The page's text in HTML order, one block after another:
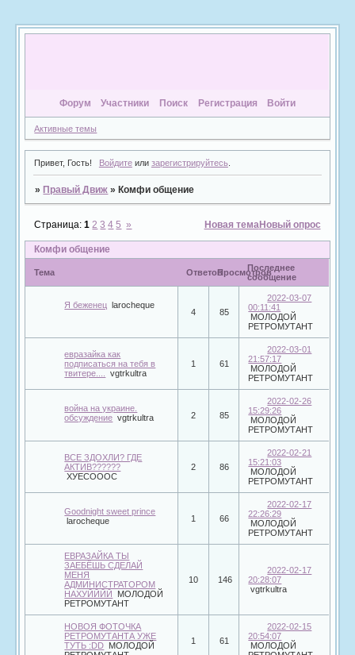
Форум Участники Поиск Регистрация Войти
Активные темы
Привет, Гость! Войдитеили зарегистрируйтесь.
» Правый Движ » Комфи общение
Комфи общение
Страница:1 2 3 4 5 » Новая темаНовый опрос
Тема ОтветовПросмотровПоследнее
сообщение
Я беженец larocheque
4 85
2022-03-07
00:11:41
МОЛОДОЙ
РЕТРОМУТАНТ
евразайка как
подписаться на тебя в
твитере....
vgtrkultra
1 61
2022-03-01
21:57:17
МОЛОДОЙ
РЕТРОМУТАНТ
война на украине.
обсуждение vgtrkultra 2 85
2022-02-26
15:29:26
МОЛОДОЙ
РЕТРОМУТАНТ
ВСЕ ЗДОХЛИ? ГДЕ
АКТИВ??????
ХУЕСОООС
2 86
2022-02-21
15:21:03
МОЛОДОЙ
РЕТРОМУТАНТ
Goodnight sweet prince
larocheque
1 66
2022-02-17
22:26:29
МОЛОДОЙ
РЕТРОМУТАНТ
ЕВРАЗАЙКА ТЫ
ЗАЕБЁШЬ СДЕЛАЙ
МЕНЯ
АДМИНИСТРАТОРОМ
НАХУЙЙЙЙ
МОЛОДОЙ
РЕТРОМУТАНТ
10 146
2022-02-17
20:28:07
vgtrkultra
НОВОЯ ФОТОЧКА
РЕТРОМУТАНТА УЖЕ
ТУТЬ :DD МОЛОДОЙ
1 61
2022-02-15
20:54:07
МОЛОДОЙ